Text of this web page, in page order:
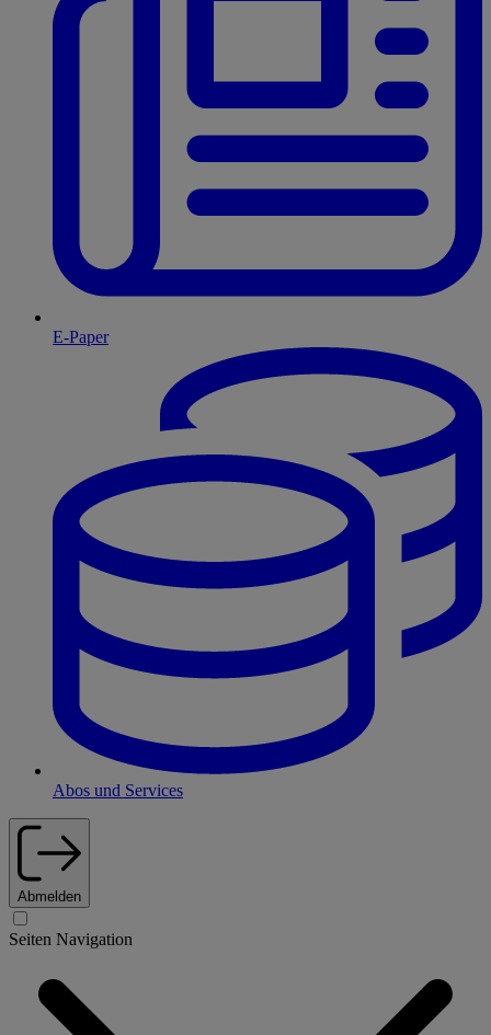
E-Paper
Abos und Services
Abmelden
Seiten Navigation